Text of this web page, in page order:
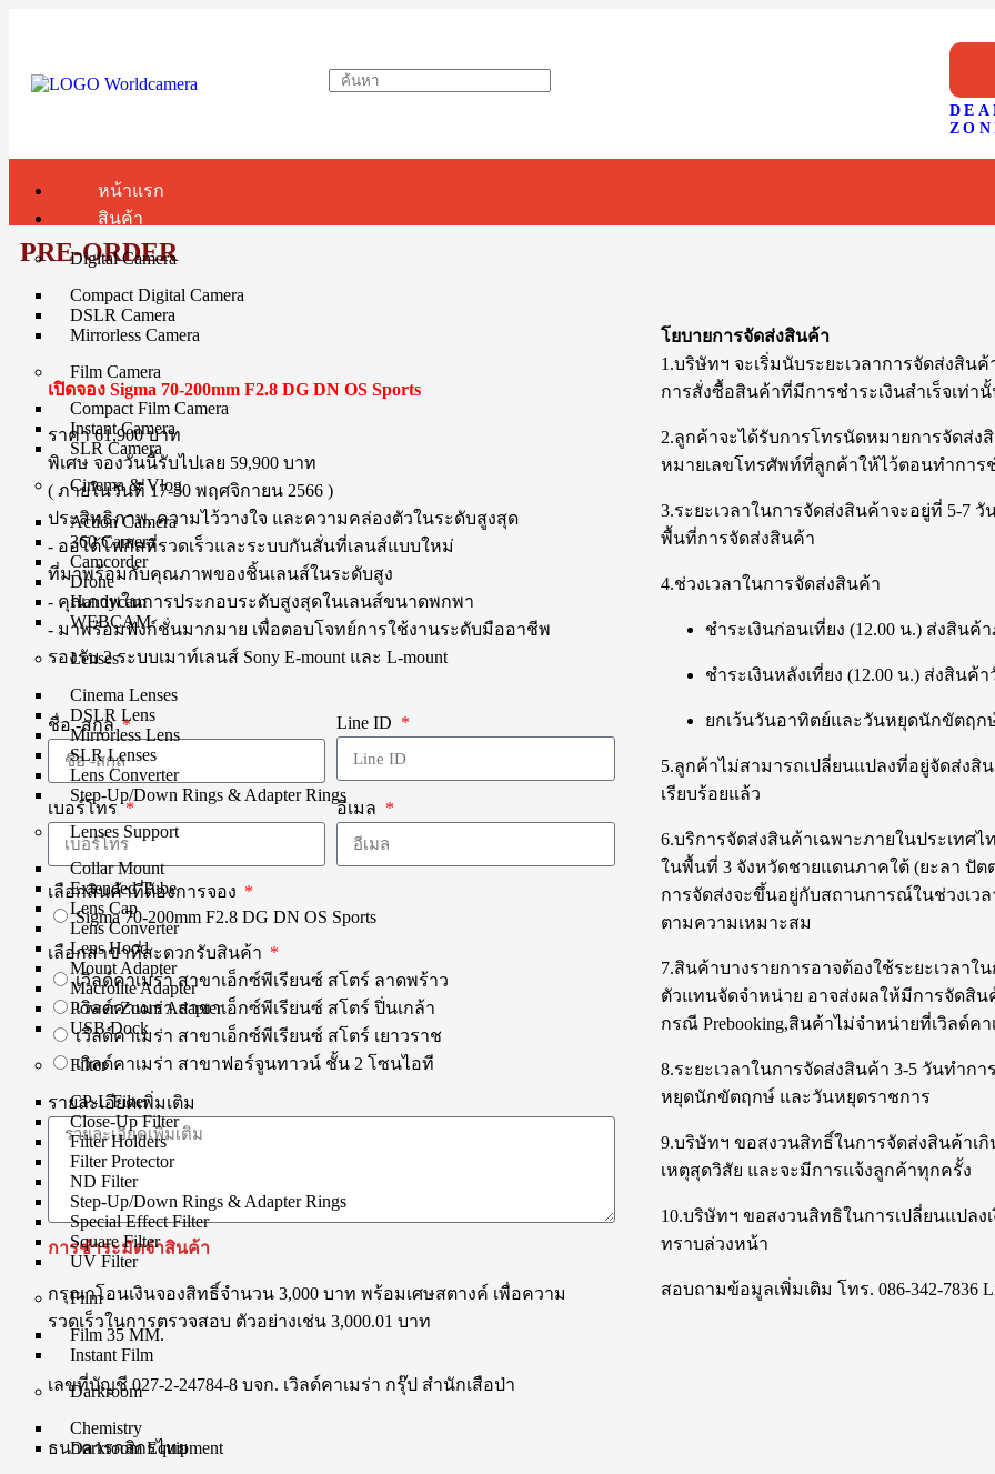
หน้าแรก
สินค้า
Digital Camera
Compact Digital Camera
DSLR Camera
Mirrorless Camera
Film Camera
Compact Film Camera
Instant Camera
SLR Camera
Cinema & Vlog
Action Camera
360 Camera
Camcorder
Drone
Handycam
WEBCAM
Lenses
Cinema Lenses
DSLR Lens
Mirrorless Lens
SLR Lenses
Lens Converter
Step-Up/Down Rings & Adapter Rings
Lenses Support
Collar Mount
Extended Tube
Lens Cap
Lens Converter
Lens Hood
Mount Adapter
Macrolite Adapter
Power Zoom Adapter
USB Dock
Filter
CP-L Filter
Close-Up Filter
Filter Holders
Filter Protector
ND Filter
Step-Up/Down Rings & Adapter Rings
Special Effect Filter
Square Filter
UV Filter
Film
Film 35 MM.
Instant Film
Darkroom
Chemistry
Darkroom Equipment
PRE-ORDER
เปิดจอง Sigma 70-200mm F2.8 DG DN OS Sports
ราคา 61,900 บาท
พิเศษ จองวันนี้รับไปเลย 59,900 บาท
( ภายในวันที่ 17-30 พฤศจิกายน 2566 )
ประสิทธิภาพ, ความไว้วางใจ และความคล่องตัวในระดับสูงสุด
- ออโต้โฟกัสที่รวดเร็วและระบบกันสั่นที่เลนส์แบบใหม่
ที่มาพร้อมกับคุณภาพของชิ้นเลนส์ในระดับสูง
- คุณภาพในการประกอบระดับสูงสุดในเลนส์ขนาดพกพา
- มาพร้อมฟังก์ชั่นมากมาย เพื่อตอบโจทย์การใช้งานระดับมืออาชีพ
รองรับ 2 ระบบเมาท์เลนส์ Sony E-mount และ L-mount
ชื่อ -สกุล Line ID
เบอร์โทร อีเมล
เลือกสินค้าที่ต้องการจอง
Sigma 70-200mm F2.8 DG DN OS Sports
เลือกสาขาที่สะดวกรับสินค้า
เวิลด์คาเมร่า สาขาเอ็กซ์พีเรียนซ์ สโตร์ ลาดพร้าว
เวิลด์คาเมร่า สาขาเอ็กซ์พีเรียนซ์ สโตร์ ปิ่นเกล้า
เวิลด์คาเมร่า สาขาเอ็กซ์พีเรียนซ์ สโตร์ เยาวราช
เวิลด์คาเมร่า สาขาฟอร์จูนทาวน์ ชั้น 2 โซนไอที
รายละเอียดเพิ่มเติม
การชำระมัดจำสินค้า
กรุณาโอนเงินจองสิทธิ์จำนวน 3,000 บาท พร้อมเศษสตางค์ เพื่อความ
รวดเร็วในการตรวจสอบ ตัวอย่างเช่น 3,000.01 บาท
เลขที่บัญชี 027-2-24784-8 บจก. เวิลด์คาเมร่า กรุ๊ป สำนักเสือป่า
ธนาคารกสิกรไทย
โยบายการจัดส่งสินค้า
1.บริษัทฯ จะเริ่มนับระยะเวลาการจัดส่งสิน
การสั่งซื้อสินค้าที่มีการชำระเงินสำเร็จเท่า
2.ลูกค้าจะได้รับการโทรนัดหมายการจัดส่ง
หมายเลขโทรศัพท์ที่ลูกค้าให้ไว้ตอนทำการ
3.ระยะเวลาในการจัดส่งสินค้าจะอยู่ที่ 5-7
พื้นที่การจัดส่งสินค้า
4.ช่วงเวลาในการจัดส่งสินค้า
ชำระเงินก่อนเที่ยง (12.00 น.) ส่งสินค้
ชำระเงินหลังเที่ยง (12.00 น.) ส่งสินค้
ยกเว้นวันอาทิตย์และวันหยุดนักขัตฤก
5.ลูกค้าไม่สามารถเปลี่ยนแปลงที่อยู่จัดส่งสิ
เรียบร้อยแล้ว
6.บริการจัดส่งสินค้าเฉพาะภายในประเทศ
ในพื้นที่ 3 จังหวัดชายแดนภาคใต้ (ยะลา ปัต
การจัดส่งจะขึ้นอยู่กับสถานการณ์ในช่วงเว
ตามความเหมาะสม
7.สินค้าบางรายการอาจต้องใช้ระยะเวลา
ตัวแทนจัดจำหน่าย อาจส่งผลให้มีการจัดสิน
กรณี Prebooking,สินค้าไม่จำหน่ายที่เวิลด์คา
8.ระยะเวลาในการจัดส่งสินค้า 3-5 วันทำก
หยุดนักขัตฤกษ์ และวันหยุดราชการ
9.บริษัทฯ ขอสงวนสิทธิ์ในการจัดส่งสินค้าเกิ
เหตุสุดวิสัย และจะมีการแจ้งลูกค้าทุกครั้ง
10.บริษัทฯ ขอสงวนสิทธิในการเปลี่ยนแปลง
ทราบล่วงหน้า
สอบถามข้อมูลเพิ่มเติม โทร. 086-342-7836